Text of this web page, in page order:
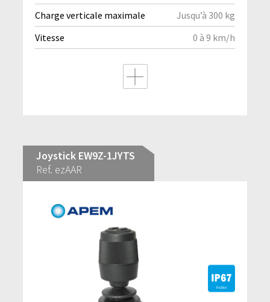
Charge verticale maximale
Jusqu’à 300 kg
Vitesse
0 à 9 km/h
Joystick EW9Z-1JYTS
Ref. ezAAR